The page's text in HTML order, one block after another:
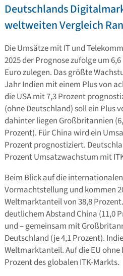
Deutschlands
weltweiten Vergleich
Die Umsätze mit IT und
2025 der Prognose zufolge um
Euro zulegen. Das größte
Jahr Indien mit einem Plus von
die USA mit 7,3 Prozent
(ohne Deutschland) soll ein Plus
dahinter liegen Großbritannien
Prozent). Für China wird ein
Prozent prognostiziert.
Prozent Umsatzwachstum mit
Beim Blick auf die
Vormachtstellung und kommen
Weltmarktanteil von 38,8
deutlichem Abstand China (11,0
und – gemeinsam mit
Deutschland (je 4,1 Prozent).
Weltmarktanteil. Auf die EU
Prozent des globalen ITK-Markts.